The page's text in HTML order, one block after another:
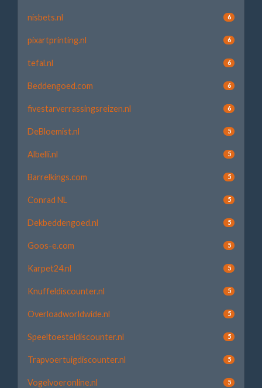
nisbets.nl 6
pixartprinting.nl 6
tefal.nl 6
Beddengoed.com 6
fivestarverrassingsreizen.nl 6
DeBloemist.nl 5
Albelli.nl 5
Barrelkings.com 5
Conrad NL 5
Dekbeddengoed.nl 5
Goos-e.com 5
Karpet24.nl 5
Knuffeldiscounter.nl 5
Overloadworldwide.nl 5
Speeltoesteldiscounter.nl 5
Trapvoertuigdiscounter.nl 5
Vogelvoeronline.nl 5